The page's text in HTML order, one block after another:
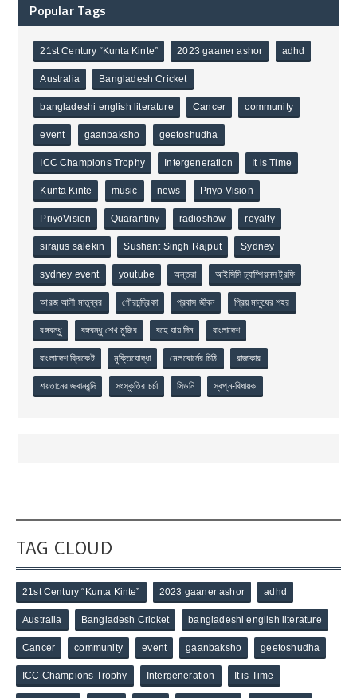
Popular Tags
21st Century “Kunta Kinte” 2023 gaaner ashor adhd
Australia Bangladesh Cricket
bangladeshi english literature Cancer community
event gaanbaksho geetoshudha
ICC Champions Trophy Intergeneration It is Time
Kunta Kinte music news Priyo Vision
PriyoVision Quarantiny radioshow royalty
sirajus salekin Sushant Singh Rajput Sydney
sydney event youtube অন্তরা আইসিসি চ্যাম্পিয়নস ট্রফি
আরজ আলী মাতুব্বর গৌরচন্দ্রিকা প্রবাস জীবন প্রিয় মানুষের শহর
বঙ্গবন্ধু বঙ্গবন্ধু শেখ মুজিব বহে যায় দিন বাংলাদেশ
বাংলাদেশ ক্রিকেট মুক্তিযোদ্ধা মেলবোর্নের চিঠি রাজাকার
শয়তানের জবানবন্দি সংস্কৃতির চর্চা সিডনি স্বপ্ন-বিধায়ক
TAG CLOUD
21st Century “Kunta Kinte” 2023 gaaner ashor adhd
Australia Bangladesh Cricket bangladeshi english literature
Cancer community event gaanbaksho geetoshudha
ICC Champions Trophy Intergeneration It is Time